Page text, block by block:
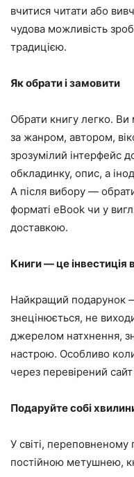
вчитися читати або
чудова можливість
традицією.
Як обрати і замовити
Обрати книгу легко.
за жанром, автором,
зрозумілий інтерфейс
обкладинку, опис, а
А після вибору —
форматі eBook чи у
доставкою.
Книги — це інвестиція
Найкращий подарунок
знецінюється, не
джерелом натхнення,
настрою. Особливо коли
через перевірений
Подаруйте собі
У світі,
постійною метушнею,